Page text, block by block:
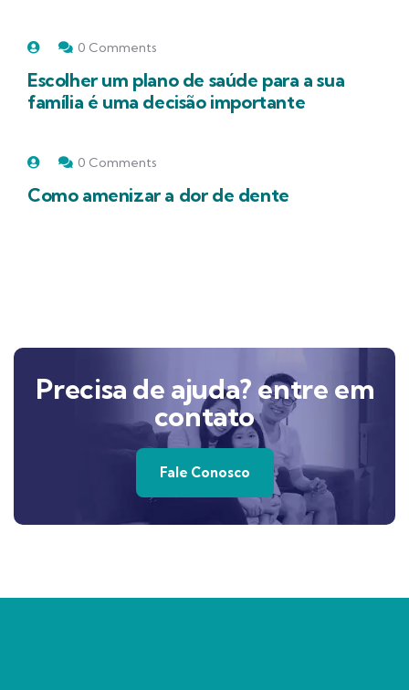
0 Comments
Escolher um plano de saúde para a sua
família é uma decisão importante
0 Comments
Como amenizar a dor de dente
Precisa de ajuda? entre em
contato
Fale Conosco